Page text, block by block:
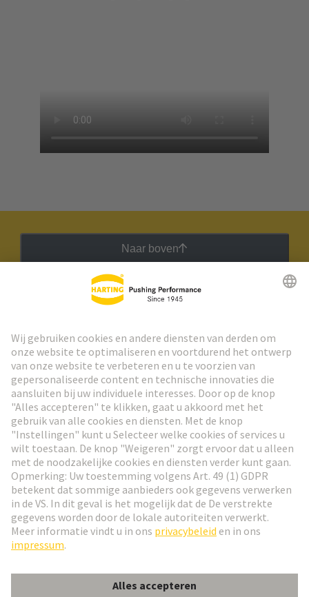
Naar boven
Ga naar registratie
Social Media
Nederlands